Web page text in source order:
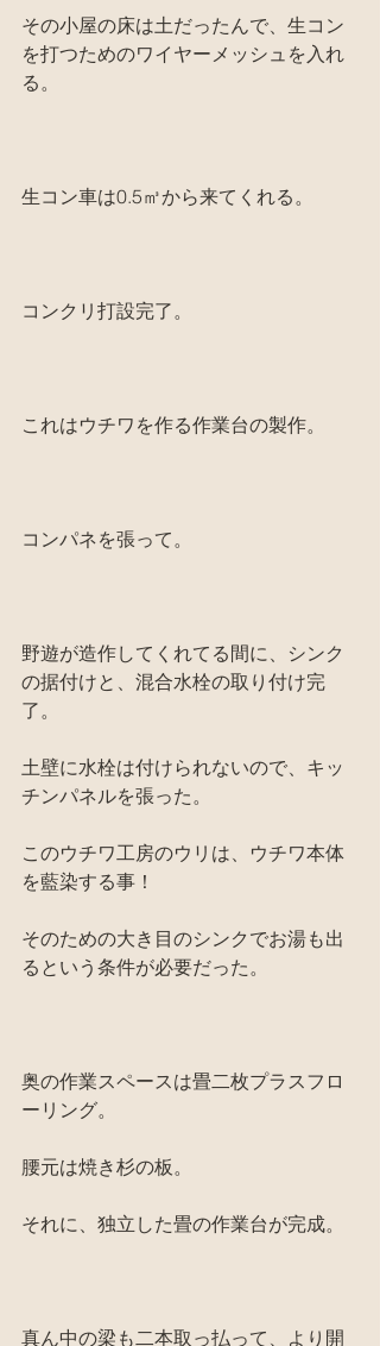
その小屋の床は土だったんで、生コン
を打つためのワイヤーメッシュを入れ
る。
生コン車は0.5㎥から来てくれる。
コンクリ打設完了。
これはウチワを作る作業台の製作。
コンパネを張って。
野遊が造作してくれてる間に、シンク
の据付けと、混合水栓の取り付け完
了。
土壁に水栓は付けられないので、キッ
チンパネルを張った。
このウチワ工房のウリは、ウチワ本体
を藍染する事！
そのための大き目のシンクでお湯も出
るという条件が必要だった。
奥の作業スペースは畳二枚プラスフロ
ーリング。
腰元は焼き杉の板。
それに、独立した畳の作業台が完成。
真ん中の梁も二本取っ払って、より開